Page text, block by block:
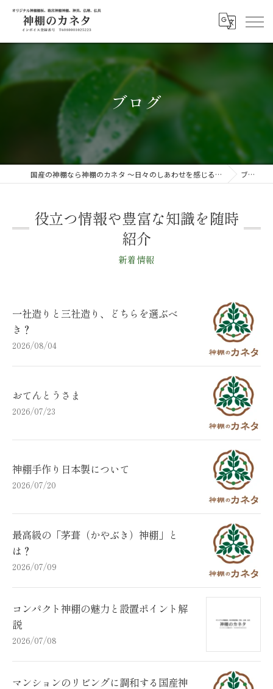
ブログ
国産の神棚なら神棚のカネタ ～日々のしあわせを感じる物を～ ブログ
役立つ情報や豊富な知識を随時
紹介
新着情報
一社造りと三社造り、どちらを選ぶべ
き？
2026/08/04
おてんとうさま
2026/07/23
神棚手作り日本製について
2026/07/20
最高級の「茅葺（かやぶき）神棚」と
は？
2026/07/09
コンパクト神棚の魅力と設置ポイント解
説
2026/07/08
マンションのリビングに調和する国産神